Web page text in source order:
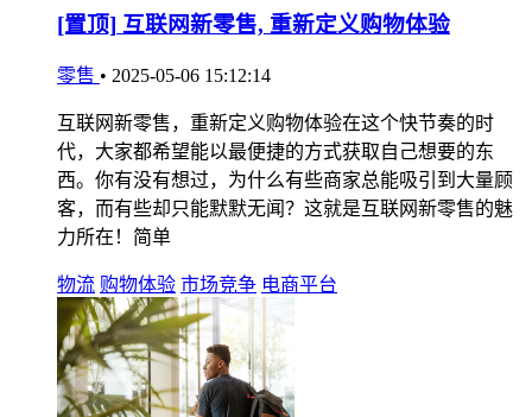
[置顶] 互联网新零售, 重新定义购物体验
零售 • 2025-05-06 15:12:14
互联网新零售，重新定义购物体验在这个快节奏的时
代，大家都希望能以最便捷的方式获取自己想要的东
西。你有没有想过，为什么有些商家总能吸引到大量顾
客，而有些却只能默默无闻？这就是互联网新零售的魅
力所在！简单
物流 购物体验 市场竞争 电商平台